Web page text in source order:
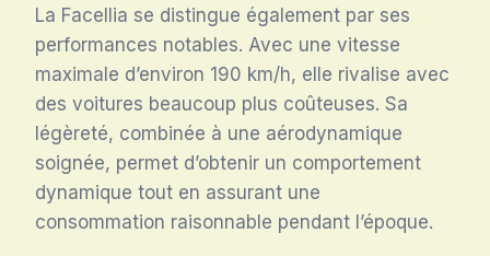
La Facellia se distingue également par ses
performances notables. Avec une vitesse
maximale d’environ 190 km/h, elle rivalise avec
des voitures beaucoup plus coûteuses. Sa
légèreté, combinée à une aérodynamique
soignée, permet d’obtenir un comportement
dynamique tout en assurant une
consommation raisonnable pendant l’époque.